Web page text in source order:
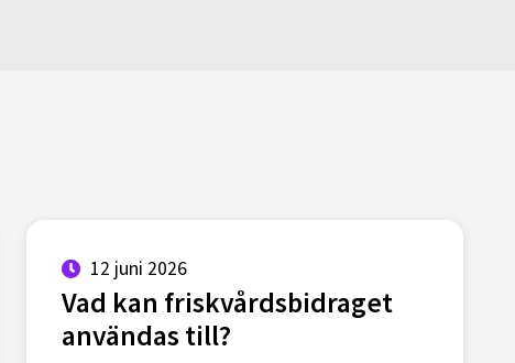
12 juni 2026
Vad kan friskvårdsbidraget
användas till?